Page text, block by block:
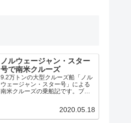
ノルウェージャン・スター
号で南米クルーズ
9.2万トンの大型クルーズ船「ノル
ウェージャン・スター号」による
南米クルーズの乗船記です。ブエ
道、マゼラン海峡、パタゴニア・
フィヨルドを経由して、サンティ
2020.05.18